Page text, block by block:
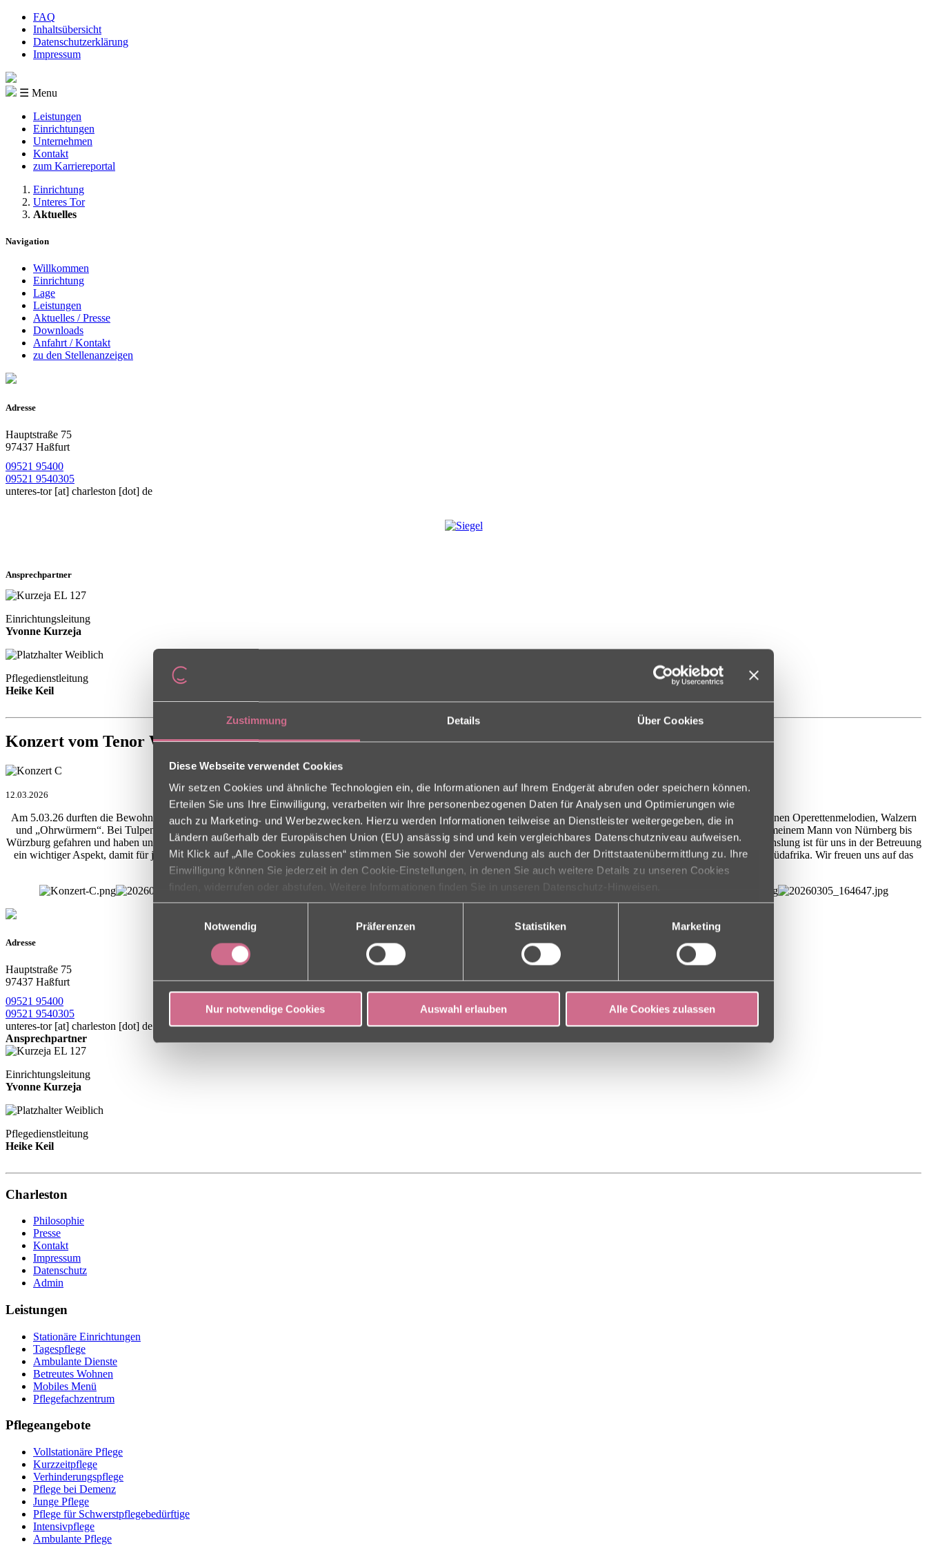
Zustimmung Details Über Cookies
Diese Webseite verwendet Cookies
Wir setzen Cookies und ähnliche Technologien ein, die Informationen auf Ihrem Endgerät abrufen oder speichern können.
Erteilen Sie uns Ihre Einwilligung, verarbeiten wir Ihre personenbezogenen Daten für Analysen und Optimierungen wie
auch zu Marketing- und Werbezwecken. Hierzu werden Informationen teilweise an Dienstleister weitergegeben, die in
Ländern außerhalb der Europäischen Union (EU) ansässig sind und kein vergleichbares Datenschutzniveau aufweisen.
Mit Klick auf „Alle Cookies zulassen“ stimmen Sie sowohl der Verwendung als auch der Drittstaatenübermittlung zu. Ihre
Einwilligung können Sie jederzeit in den Cookie-Einstellungen, in denen Sie auch weitere Details zu unseren Cookies
finden, widerrufen oder abstufen. Weitere Informationen finden Sie in unseren Datenschutz-Hinweisen.
Notwendig
Präferenzen Statistiken Marketing
Nur notwendige Cookies Auswahl erlauben Alle Cookies zulassen
FAQ
Inhaltsübersicht
Datenschutzerklärung
Impressum
☰ Menu
Leistungen
Einrichtungen
Unternehmen
Kontakt
zum Karriereportal
Einrichtung
Unteres Tor
Aktuelles
Navigation
Willkommen
Einrichtung
Lage
Leistungen
Aktuelles / Presse
Downloads
Anfahrt / Kontakt
zu den Stellenanzeigen
Adresse
Hauptstraße 75
97437 Haßfurt
09521 95400
09521 9540305
unteres-tor[at] charleston [dot] de
Ansprechpartner
Einrichtungsleitung
Yvonne Kurzeja
Pflegedienstleitung
Heike Keil
Konzert vom Tenor Wolfgang Graf
12.03.2026
Am 5.03.26 durften die Bewohner/innen einem Konzert von Tenor von Wolfgang Graf aus Bamberg lauschen. Mit einem „Streifzug durch Wien“ begeisterte er mit vielen schönen Operettenmelodien, Walzern
und „Ohrwürmern“. Bei Tulpen aus Amsterdam und „Frühling in Wien“ sangen viele mit. Eine Bewohnerin meinte“ eine Stunde die mich wieder verzaubert hat, ich bin mit meinem Mann von Nürnberg bis
Würzburg gefahren und haben uns Operetten angehört.“ Was für ein schöner Nachmittag und mittlerweil ein unserem Jahresprogramm eine feste „Größe“. Musikalische Abwechslung ist für uns in der Betreuung
ein wichtiger Aspekt, damit für jeden was dabei ist. Herr Graf unterstütz wie schon viele Jahre mit seinem Engagement die Lebenshilfe in Bamberg, sowie ein Waisenhaus in Südafrika. Wir freuen uns auf das
nächste Wiedersehen.
Adresse
Hauptstraße 75
97437 Haßfurt
09521 95400
09521 9540305
unteres-tor[at] charleston [dot] de
Ansprechpartner
Einrichtungsleitung
Yvonne Kurzeja
Pflegedienstleitung
Heike Keil
Charleston
Philosophie
Presse
Kontakt
Impressum
Datenschutz
Admin
Leistungen
Stationäre Einrichtungen
Tagespflege
Ambulante Dienste
Betreutes Wohnen
Mobiles Menü
Pflegefachzentrum
Pflegeangebote
Vollstationäre Pflege
Kurzzeitpflege
Verhinderungspflege
Pflege bei Demenz
Junge Pflege
Pflege für Schwerstpflegebedürftige
Intensivpflege
Ambulante Pflege